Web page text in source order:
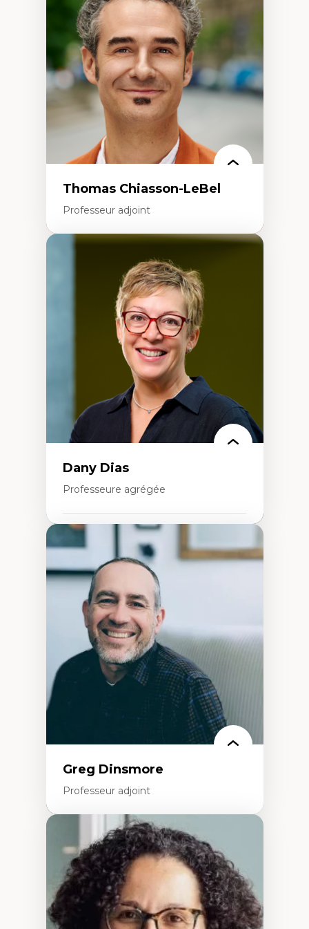
Histoire des faits économiques
Gestion durable des ressources naturelles
Écologie industrielle
Aménagement durable du territoire
Développement régional
Coopératives
Télétravail en milieu rural francophone
Transition socio-écologique
Thomas Chiasson-LeBel
Professeur adjoint
Théories du développement
Économie politique comparée
Élites économiques
Sociologie économique
Extractivisme
Classes sociales
Mouvements sociaux
Théories de l’État
Dany Dias
Professeure agrégée
Pédagogies critiques et justice sociale
Éthique relationnelle et sollicitude en
éducation
Décolonisation et autochtonisation de la
formation à l’enseignement
Littératie et didactique du français
Éducation inclusive
Formation à l’enseignement en contexte
francophone minoritaire
Identité linguistique et culturelle
Recherche-action et approches
participatives
Leadership éducatif et pratiques réflexives
Éducation durable et bien-être en
Greg Dinsmore
Professeur adjoint
Expertises
Fragmentation des auditoires médiatiques
Analyse multi-plateforme des auditoires
médiatiques
Analyse des comportements numériques à
travers les données massives et l’IA
Recherche quantitative et qualitative sur
les auditoires médiatiques